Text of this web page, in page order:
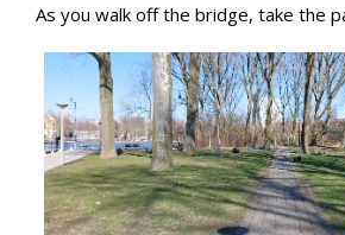
As you walk off the bridge, take the